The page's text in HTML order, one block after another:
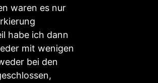
waren es nur
habe ich dann
mit wenigen
bei den